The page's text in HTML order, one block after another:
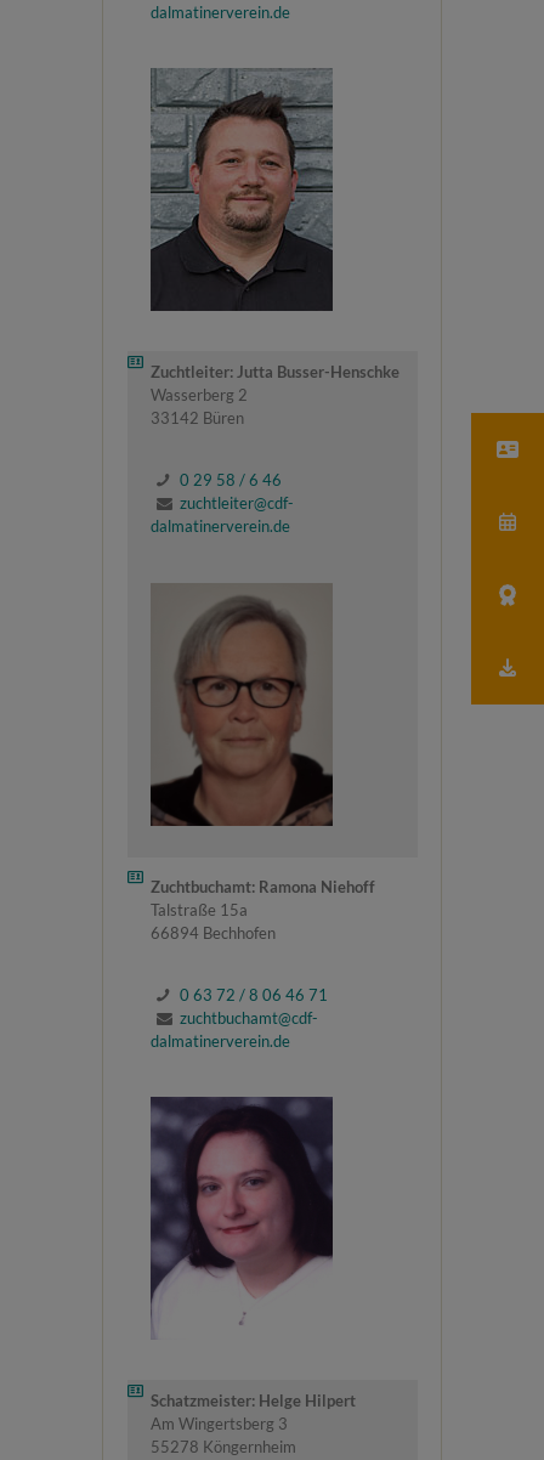
dalmatinerverein.de
Zuchtleiter: Jutta Busser-Henschke
Wasserberg 2
33142 Büren
0 29 58 / 6 46
zuchtleiter@cdf-
dalmatinerverein.de
Zuchtbuchamt: Ramona Niehoff
Talstraße 15a
66894 Bechhofen
0 63 72 / 8 06 46 71
zuchtbuchamt@cdf-
dalmatinerverein.de
Schatzmeister: Helge Hilpert
Am Wingertsberg 3
55278 Köngernheim